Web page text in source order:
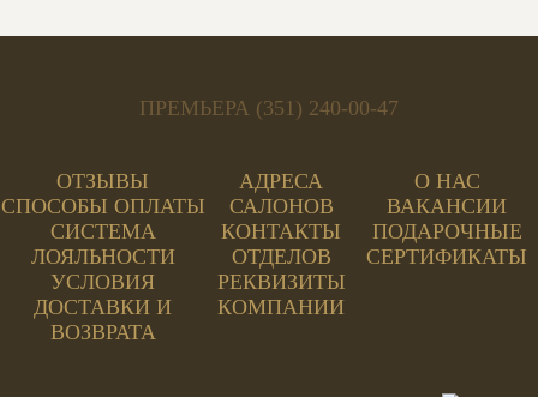
ПРЕМЬЕРА (351) 240-00-47
ОТЗЫВЫ
СПОСОБЫ ОПЛАТЫ
СИСТЕМА
ЛОЯЛЬНОСТИ
УСЛОВИЯ
ДОСТАВКИ И
ВОЗВРАТА
АДРЕСА
САЛОНОВ
КОНТАКТЫ
ОТДЕЛОВ
РЕКВИЗИТЫ
КОМПАНИИ
О НАС
ВАКАНСИИ
ПОДАРОЧНЫЕ
СЕРТИФИКАТЫ